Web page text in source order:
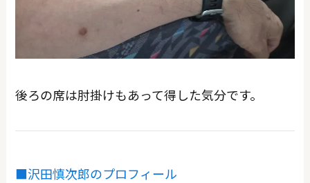
後ろの席は肘掛けもあって得した気分です。
■沢田慎次郎のプロフィール